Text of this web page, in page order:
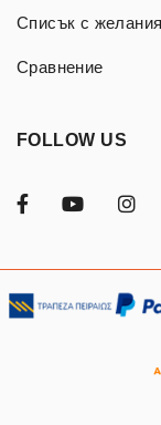
Списък с желания
Сравнение
FOLLOW US